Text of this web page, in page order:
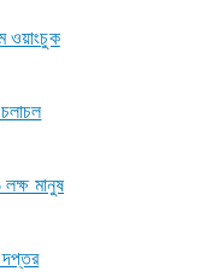
ওয়াংচুক
মানুষ
দপ্তর